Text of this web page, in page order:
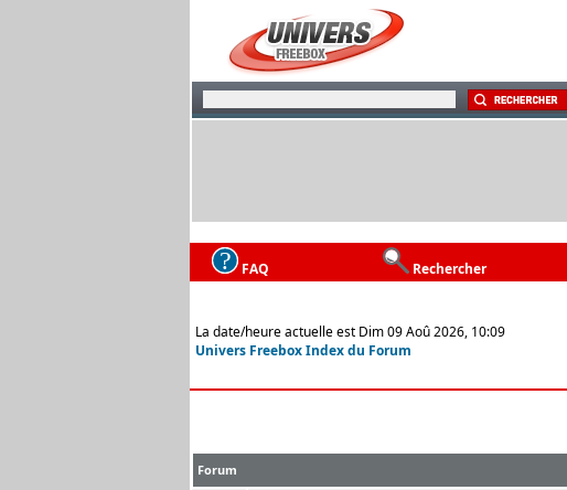
FAQ Rechercher
La date/heure actuelle est Dim 09 Aoû 2026, 10:09
Univers Freebox Index du Forum
Forum